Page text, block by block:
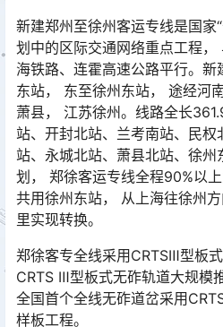
新建郑州至徐州客运专线是国家
划中的区际交通网络重点工程
海铁路、连霍高速公路平行。新
东站， 东至徐州东站， 途经河
萧县， 江苏徐州。线路全长
站、开封北站、兰考南站、民权
站、永城北站、萧县北站、徐
划， 郑徐客运专线全程90%以
共用徐州东站， 从上海往徐州
里实现转换。󠅅󠅃󠄵󠅂󠄪󠇖󠆨󠆨󠇕󠆞󠆒󠅬󠇘󠆭󠆘󠇙󠆝󠅵󠇗󠆭󠆁󠄐󠇗󠅹󠅸󠇖󠆍󠅳󠇖󠅹󠅰󠇖󠆌󠅹
郑徐客专全线采用CRTSⅢ型板
CRTS Ⅲ型板式无砟轨道大规模
全国首个全线无砟道岔采用
样板工程。󠅅󠅃󠄵󠅂󠄪󠇖󠆨󠆨󠇕󠆞󠆒󠅬󠇘󠆭󠆘󠇙󠆝󠅵󠇗󠆭󠆁󠄐󠇗󠅹󠅸󠇖󠆍󠅳󠇖󠅹󠅰󠇖󠆌󠅹